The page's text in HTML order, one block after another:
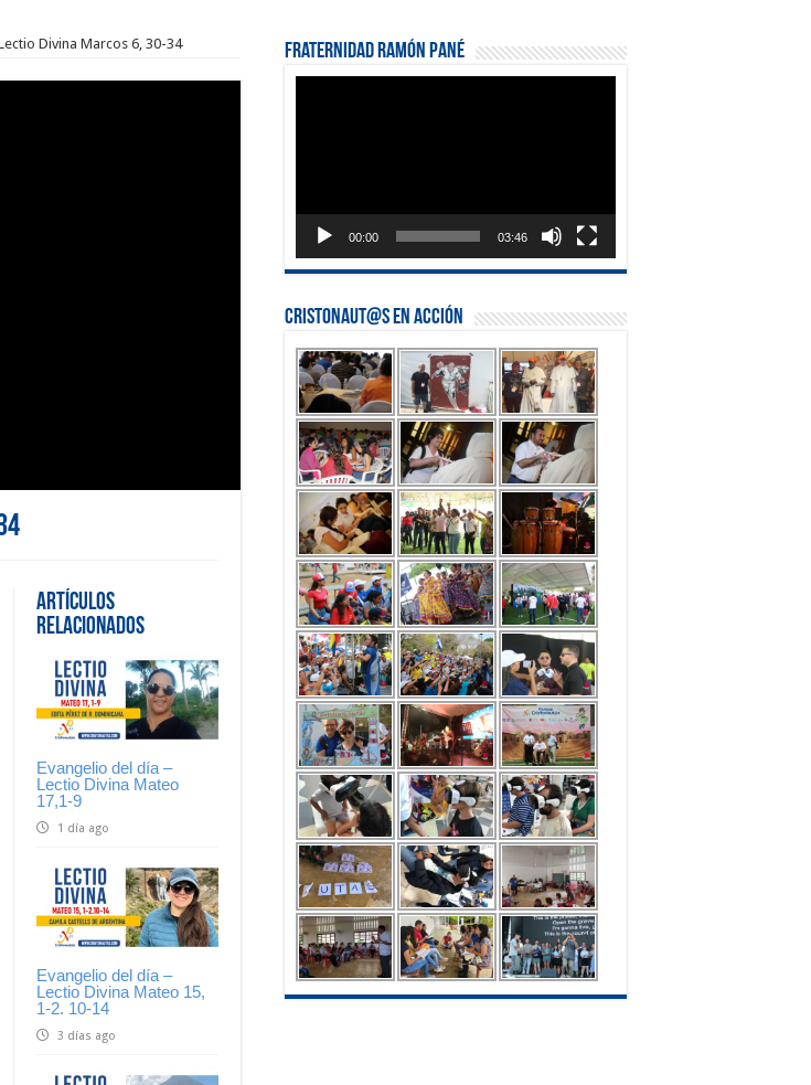
Divina Marcos 6, 30-34
Artículos
Relacionados
Evangelio del día –
Lectio Divina Mateo
17,1-9
1 día ago
Evangelio del día –
Lectio Divina Mateo 15,
1-2. 10-14
3 días ago
Fraternidad Ramón Pané
00:00 03:46
Cristonaut@s en Acción